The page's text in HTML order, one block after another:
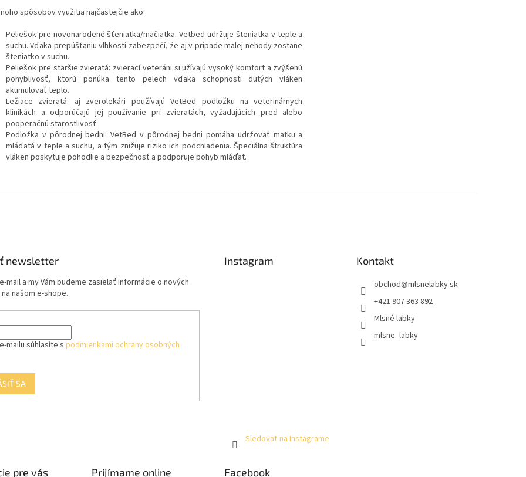
spôsobov využitia najčastejčie ako:
Peliešok pre novonarodené šťeniatka/mačiatka. Vetbed udržuje šteniatka v teple a
suchu. Vďaka prepúšťaniu vlhkosti zabezpečí, že aj v prípade malej nehody zostane
šteniatko v suchu.
Peliešok pre staršie zvieratá: zvierací veteráni si užívajú vysoký komfort a zvýšenú
pohyblivosť, ktorú ponúka tento pelech vďaka schopnosti dutých vláken
akumulovať teplo.
Ležiace zvieratá: aj zverolekári používajú VetBed podložku na veterinárnych
klinikách a odporúčajú jej používanie pri zvieratách, vyžadujúcich pred alebo
pooperačnú starostlivosť.
Podložka v pôrodnej bedni: VetBed v pôrodnej bedni pomáha udržovať matku a
mláďatá v teple a suchu, a tým znižuje riziko ich podchladenia. Špeciálna štruktúra
vláken poskytuje pohodlie a bezpečnosť a podporuje pohyb mláďat.
newsletter
mail a my Vám budeme zasielať informácie o nových
našom e-shope.
mailu súhlasíte s podmienkami ochrany osobných
SA
Instagram
Sledovať na Instagrame
Kontakt
obchod@mlsnelabky.sk
+421 907 363 892
Mlsné labky
mlsne_labky
pre vás
Prijímame online
Facebook